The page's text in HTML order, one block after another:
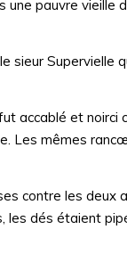
pauvre vieille
Supervielle
accablé et noirci
Les mêmes
contre les deux
les dés étaient